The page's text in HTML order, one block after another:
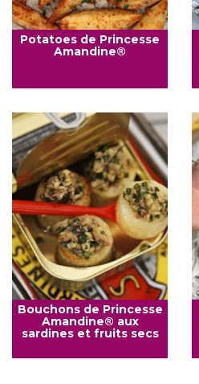
Potatoes de Princesse
Amandine®
Bouchons de Princesse
Amandine® aux
sardines et fruits secs